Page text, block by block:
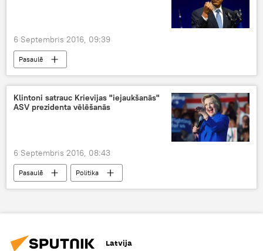
6 Septembris 2016, 09:39
Pasaulē
Klintoni satrauc Krievijas "iejaukšanās"
ASV prezidenta vēlēšanās
6 Septembris 2016, 08:43
Pasaulē Politika
Latvija